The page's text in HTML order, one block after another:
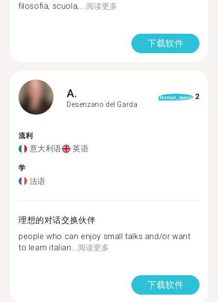
filosofia, scuola,... 阅读更多
下载软件
A.
Desenzano del Garda
format_quote 2
流利
意大利语 英语
学
法语
理想的对话交换伙伴
people who can enjoy small talks and/or want
to learn italian... 阅读更多
下载软件